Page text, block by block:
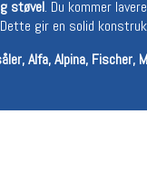
støvel. Du kommer
gir en solid
Alfa, Alpina, Fischer,
butikk
11-